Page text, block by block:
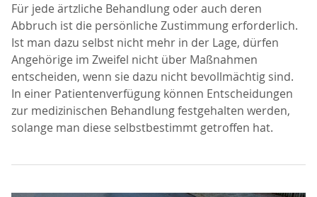
Für jede ärtzliche Behandlung oder auch deren
Abbruch ist die persönliche Zustimmung erforderlich.
Ist man dazu selbst nicht mehr in der Lage, dürfen
Angehörige im Zweifel nicht über Maßnahmen
entscheiden, wenn sie dazu nicht bevollmächtig sind.
In einer Patientenverfügung können Entscheidungen
zur medizinischen Behandlung festgehalten werden,
solange man diese selbstbestimmt getroffen hat.